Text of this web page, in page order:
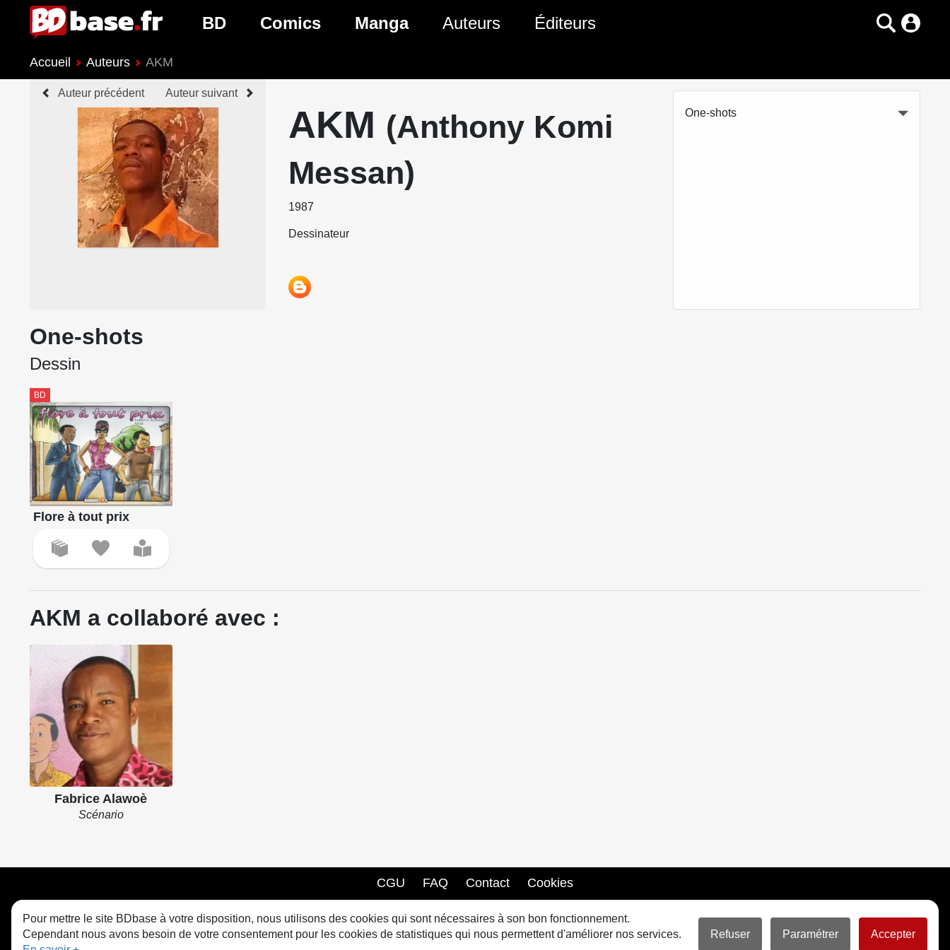
BD
Prochaines sorties BD
Genres BD
Comics
Genres Comics
Manga
Genres Manga
Auteurs Éditeurs
Accueil Auteurs AKM
Auteur précédent Auteur suivant
AKM (Anthony Komi
Messan)
1987
Dessinateur
One-shots
One-shots
Dessin
BD
Flore à tout prix
AKM a collaboré avec :
Fabrice Alawoè
Scénario
CGU FAQ Contact Cookies
Pour mettre le site BDbase à votre disposition, nous utilisons des cookies qui sont nécessaires à son bon fonctionnement.
Cependant nous avons besoin de votre consentement pour les cookies de statistiques qui nous permettent d'améliorer nos services.
Refuser Paramétrer Accepter